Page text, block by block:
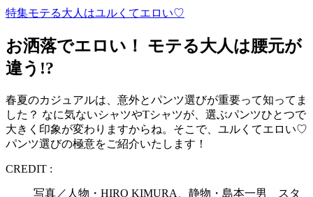
特集モテる大人はユルくてエロい♡
お洒落でエロい！ モテる大人は腰元が
違う!?
春夏のカジュアルは、意外とパンツ選びが重要って知ってま
した？ なに気ないシャツやTシャツが、選ぶパンツひとつで
大きく印象が変わりますからね。そこで、ユルくてエロい♡
パンツ選びの極意をご紹介いたします！
CREDIT :
写真／人物・HIRO KIMURA、静物・島本一男 スタ